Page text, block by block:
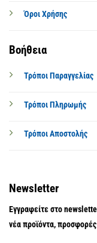
Όροι Χρήσης
Βοήθεια
Τρόποι Παραγγελίας
Τρόποι Πληρωμής
Τρόποι Αποστολής
Newsletter
Εγγραφείτε στο
νέα προϊόντα,